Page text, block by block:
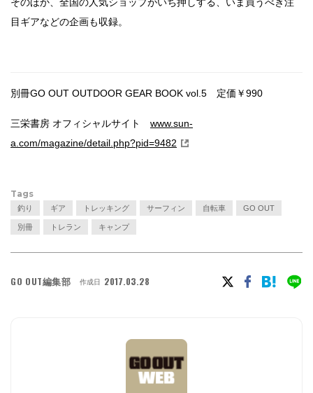
目ギアなどの企画も収録。
別冊GO OUT OUTDOOR GEAR BOOK vol.5 定価￥990
三栄書房 オフィシャルサイト www.sun-
a.com/magazine/detail.php?pid=9482
Tags
釣り ギア トレッキング サーフィン 自転車 GO OUT
別冊 トレラン キャンプ
GO OUT編集部 作成日 2017.03.28